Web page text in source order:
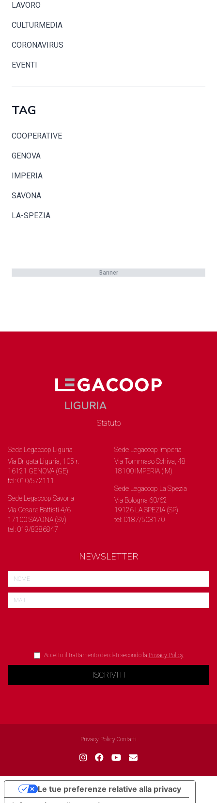
LAVORO
CULTURMEDIA
CORONAVIRUS
EVENTI
TAG
COOPERATIVE
GENOVA
IMPERIA
SAVONA
LA-SPEZIA
Banner
Statuto
Sede Legacoop Liguria
Via Brigata Liguria, 105 r.
16121 GENOVA (GE)
tel: 010/572111
Sede Legacoop Savona
Via Cesare Battisti 4/6
17100 SAVONA (SV)
tel: 019/8386847
Sede Legacoop Imperia
Via Tommaso Schiva, 48
18100 IMPERIA (IM)
Sede Legacoop La Spezia
Via Bologna 60/62
19126 LA SPEZIA (SP)
tel: 0187/503170
NEWSLETTER
Accetto il trattamento dei dati secondo la Privacy Policy
ISCRIVITI
Privacy Policy Contatti
Le tue preferenze relative alla privacy